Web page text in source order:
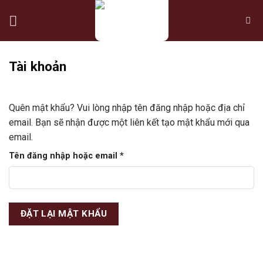
Tài khoản
Quên mật khẩu? Vui lòng nhập tên đăng nhập hoặc địa chỉ
email. Bạn sẽ nhận được một liên kết tạo mật khẩu mới qua
email.
Tên đăng nhập hoặc email *Bắt
buộc
ĐẶT LẠI MẬT KHẨU